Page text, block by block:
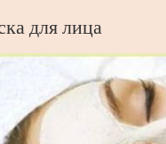
для лица